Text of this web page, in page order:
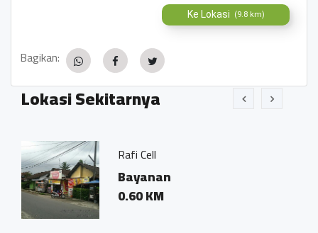
Ke Lokasi (9.8 km)
Bagikan:
Lokasi Sekitarnya
Rafi Cell
Bayanan
0.60 KM